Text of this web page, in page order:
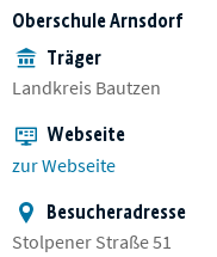
Oberschule Arnsdorf
Träger
Landkreis Bautzen
Webseite
zur Webseite
Besucheradresse
Stolpener Straße 51